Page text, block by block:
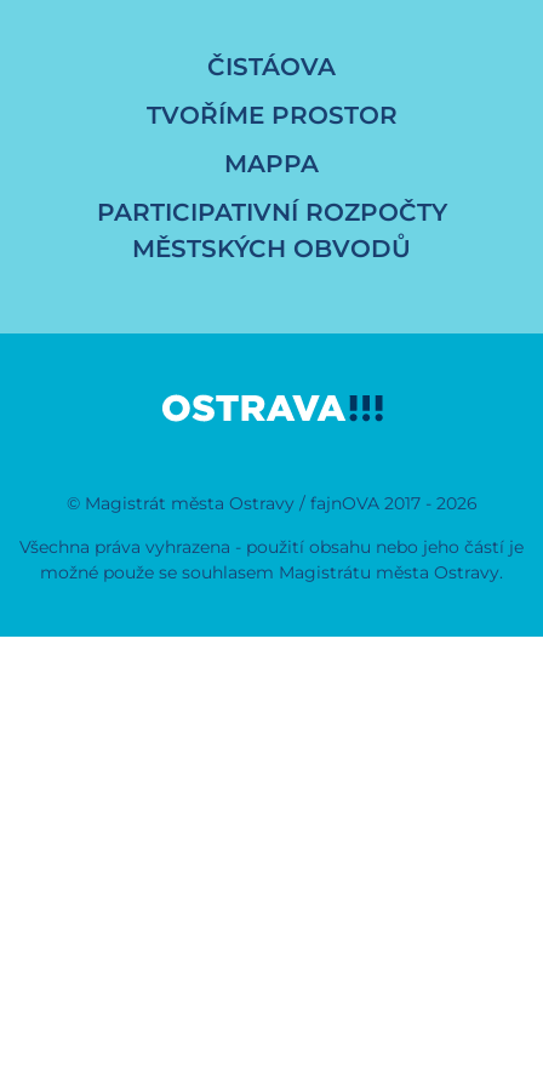
ČISTÁOVA
TVOŘÍME PROSTOR
MAPPA
PARTICIPATIVNÍ ROZPOČTY
MĚSTSKÝCH OBVODŮ
© Magistrát města Ostravy / fajnOVA 2017 - 2026
Všechna práva vyhrazena - použití obsahu nebo jeho částí je
možné použe se souhlasem Magistrátu města Ostravy.